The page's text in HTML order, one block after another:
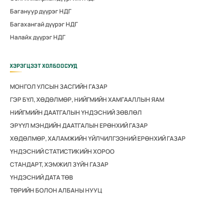
Багануур дүүрэг НДГ
Багахангай дүүрэг НДГ
Налайх дүүрэг НДГ
ХЭРЭГЦЭЭТ ХОЛБООСУУД
МОНГОЛ УЛСЫН ЗАСГИЙН ГАЗАР
ГЭР БҮЛ, ХӨДӨЛМӨР, НИЙГМИЙН ХАМГААЛЛЫН ЯАМ
НИЙГМИЙН ДААТГАЛЫН ҮНДЭСНИЙ ЗӨВЛӨЛ
ЭРҮҮЛ МЭНДИЙН ДААТГАЛЫН ЕРӨНХИЙ ГАЗАР
ХӨДӨЛМӨР, ХАЛАМЖИЙН ҮЙЛЧИЛГЭЭНИЙ ЕРӨНХИЙ ГАЗАР
ҮНДЭСНИЙ СТАТИСТИКИЙН ХОРОО
СТАНДАРТ, ХЭМЖИЛ ЗҮЙН ГАЗАР
ҮНДЭСНИЙ ДАТА ТӨВ
ТӨРИЙН БОЛОН АЛБАНЫ НУУЦ